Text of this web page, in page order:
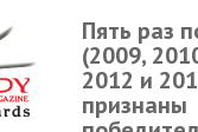
Пять раз
(2009,
2012 и
признаны